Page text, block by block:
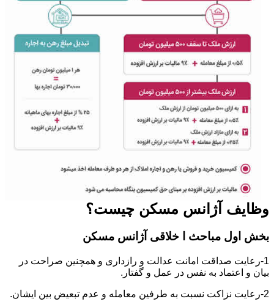
وظایف آژانس مسکن چیست؟
بخش اول مباحث ا خلاقی آژانس مسکن
1-رعایت صداقت امانت عدالت و رازداری و همچنین صراحت در
بیان و اعتماد به نفس در عمل و گفتار.
2-رعایت نزاکت نسبت به طرفین معامله و عدم تبعیض بین ایشان.